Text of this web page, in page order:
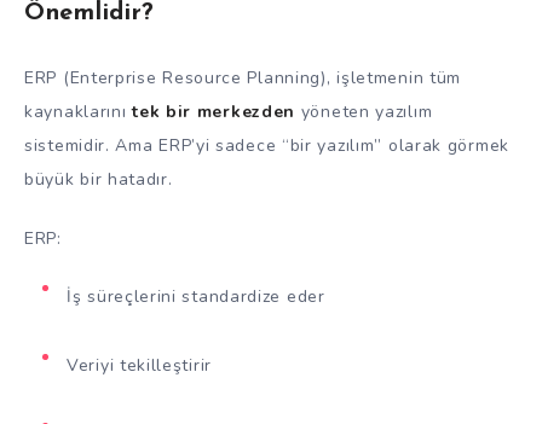
Önemlidir?
ERP (Enterprise Resource Planning), işletmenin tüm
kaynaklarınıtek bir merkezden yöneten yazılım
sistemidir. Ama ERP’yi sadece “bir yazılım” olarak görmek
büyük bir hatadır.
ERP:
İş süreçlerini standardize eder
Veriyi tekilleştirir